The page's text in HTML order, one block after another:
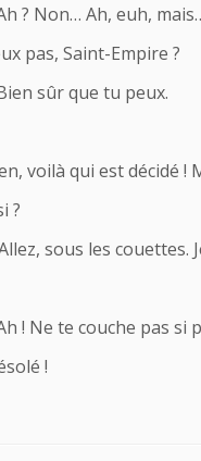
? Non… Ah, euh,
pas, Saint-Empire ?
sûr que tu peux.
voilà qui est décidé
?
sous les couettes.
! Ne te couche pas si
!